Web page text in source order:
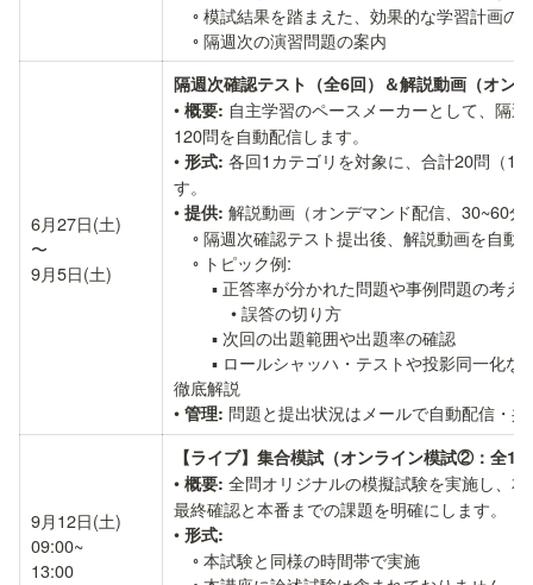
    ◦ 隔週次の演習問題の案内
6月27日(土)
〜
9月5日(土)
隔週次確認テスト（全6回）＆解説動画（オン
• 概要: 自主学習のペースメーカーとして、隔
120問を自動配信します。
• 形式: 各回1カテゴリを対象に、合計20問（1
す。
• 提供: 解説動画（オンデマンド配信、30~60分
徹底解説
• 管理: 問題と提出状況はメールで自動配信・
9月12日(土)
09:00~
13:00
【ライブ】集合模試（オンライン模試②：全
• 概要: 全問オリジナルの模擬試験を実施し、
最終確認と本番までの課題を明確にします。
• 形式: